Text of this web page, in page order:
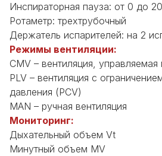
Инспираторная пауза: от 0 до
Ротаметр: трехтрубочный
Держатель испарителей: на 2
Режимы вентиляции:
CMV – вентиляция,
PLV – вентиляция с
давления (PCV)
MAN – ручная вентиляция
Мониторинг:
Дыхательный объем Vt
Минутный объем MV